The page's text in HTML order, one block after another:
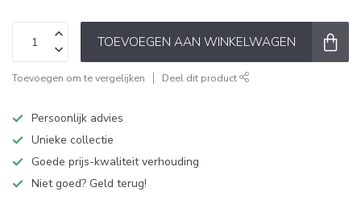
TOEVOEGEN AAN WINKELWAGEN
Toevoegen om te vergelijken Deel dit product
Persoonlijk advies
Unieke collectie
Goede prijs-kwaliteit verhouding
Niet goed? Geld terug!